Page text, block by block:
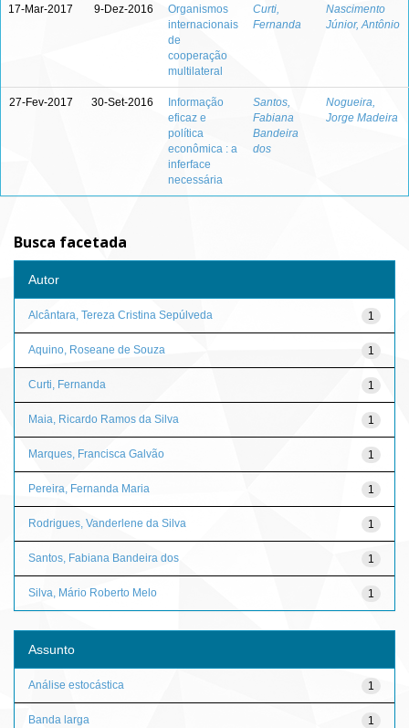
17-Mar-2017 9-Dez-2016
Organismos
internacionais
de
cooperação
multilateral
Curti,
Fernanda
Nascimento
Júnior, Antônio
27-Fev-2017 30-Set-2016
Informação
eficaz e
política
econômica : a
inferface
necessária
Santos,
Fabiana
Bandeira
dos
Nogueira,
Jorge Madeira
Busca facetada
Autor
1
Alcântara, Tereza Cristina Sepúlveda
1
Aquino, Roseane de Souza
1
Curti, Fernanda
1
Maia, Ricardo Ramos da Silva
1
Marques, Francisca Galvão
1
Pereira, Fernanda Maria
1
Rodrigues, Vanderlene da Silva
1
Santos, Fabiana Bandeira dos
1
Silva, Mário Roberto Melo
Assunto
1
Análise estocástica
1
Banda larga